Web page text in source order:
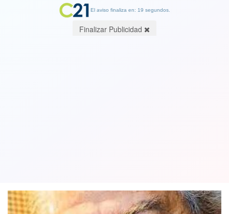
El aviso finaliza en: 19 segundos.
Finalizar Publicidad